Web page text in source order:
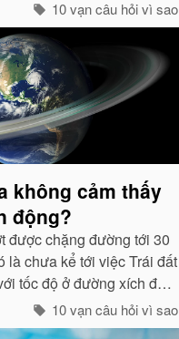
10 vạn câu hỏi vì sao
không cảm thấy
động?
được chặng đường tới 30
là chưa kể tới việc Trái đất
tốc độ ở đường xích đạo
mà có vẻ như Trái đất
10 vạn câu hỏi vì sao